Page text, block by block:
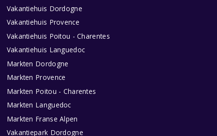
Vakantiehuis Dordogne
Vakantiehuis Provence
Vakantiehuis Poitou - Charentes
Vakantiehuis Languedoc
Markten Dordogne
Markten Provence
Markten Poitou - Charentes
Markten Languedoc
Markten Franse Alpen
Vakantiepark Dordogne